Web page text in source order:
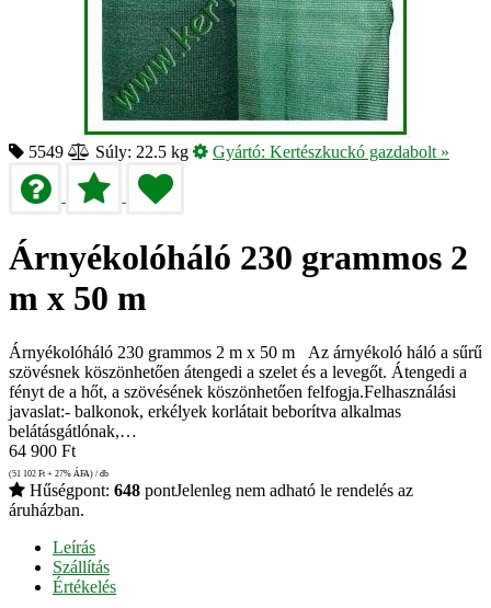
5549 Súly: 22.5 kg Gyártó: Kertészkuckó gazdabolt »
Árnyékolóháló 230 grammos 2
m x 50 m
Árnyékolóháló 230 grammos 2 m x 50 m Az árnyékoló háló a sűrű
szövésnek köszönhetően átengedi a szelet és a levegőt. Átengedi a
fényt de a hőt, a szövésének köszönhetően felfogja.Felhasználási
javaslat:- balkonok, erkélyek korlátait beborítva alkalmas
belátásgátlónak,…
64 900 Ft
(51 102 Ft + 27% ÁFA) / db
Hűségpont: 648 pontJelenleg nem adható le rendelés az
áruházban.
Leírás
Szállítás
Értékelés